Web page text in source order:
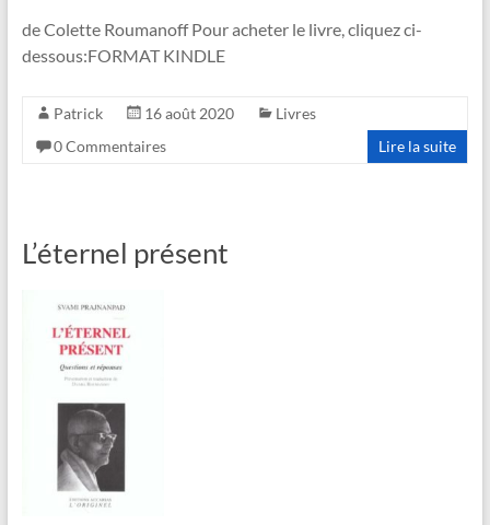
de Colette Roumanoff Pour acheter le livre, cliquez ci-
dessous:FORMAT KINDLE
Patrick 16 août 2020
Livres
0 Commentaires
Lire la suite
L’éternel présent